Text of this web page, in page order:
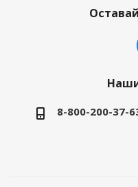
8-800-200-37-